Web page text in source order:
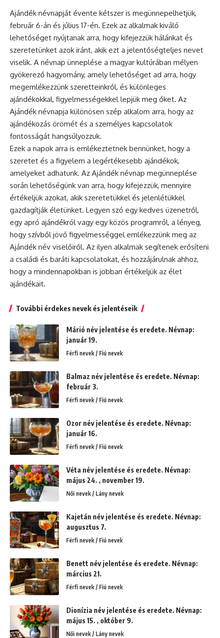
Ajándék névnapját évente kétszer is megünnepelhetjük,
február 6-án és július 17-én. Ezek az alkalmak kiváló
lehetőséget nyújtanak arra, hogy kifejezzük hálánkat és
szeretetünket azok iránt, akik ezt a jelentőségteljes nevet
viselik. A névnap ünneplése a magyar kultúrában mélyen
gyökerező hagyomány, amely lehetőséget ad arra, hogy
megemlékezzünk szeretteinkről, és különleges
ajándékokkal, figyelmességekkel lepjük meg őket. Az
Ajándék névnapja különösen szép alkalom arra, hogy az
ajándékozás örömét és a személyes kapcsolatok
fontosságát hangsúlyozzuk.
Ezek a napok arra is emlékeztetnek bennünket, hogy a
szeretet és a figyelem a legértékesebb ajándékok,
amelyeket adhatunk. Az Ajándék névnap megünneplése
során lehetőségünk van arra, hogy kifejezzük, mennyire
értékeljük azokat, akik szeretetükkel és jelenlétükkel
gazdagítják életünket. Legyen szó egy kedves üzenetről,
egy apró ajándékról vagy egy közös programról, a lényeg,
hogy szívből jövő figyelmességgel emlékezzünk meg az
Ajándék név viselőiről. Az ilyen alkalmak segítenek erősíteni
a családi és baráti kapcsolatokat, és hozzájárulnak ahhoz,
hogy a mindennapokban is jobban értékeljük az élet
ajándékait.
További érdekes nevek és jelentéseik
Márió név jelentése és eredete. Névnap:
január 19.
Férfi nevek / Fiú nevek
Balmaz név jelentése és eredete. Névnap:
február 3.
Férfi nevek / Fiú nevek
Ozor név jelentése és eredete. Névnap:
január 16.
Férfi nevek / Fiú nevek
Véta név jelentése és eredete. Névnap:
május 24. , november 19.
Női nevek / Lány nevek
Kajetán név jelentése és eredete. Névnap:
augusztus 7.
Férfi nevek / Fiú nevek
Benett név jelentése és eredete. Névnap:
március 21.
Férfi nevek / Fiú nevek
Dionízia név jelentése és eredete. Névnap:
május 15. , október 9.
Női nevek / Lány nevek